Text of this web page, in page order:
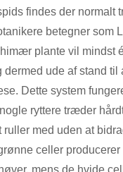
findes der normalt
betegner som
plante vil mindst
ude af stand til
Dette system
ryttere træder
med uden at
celler
mens de hvide